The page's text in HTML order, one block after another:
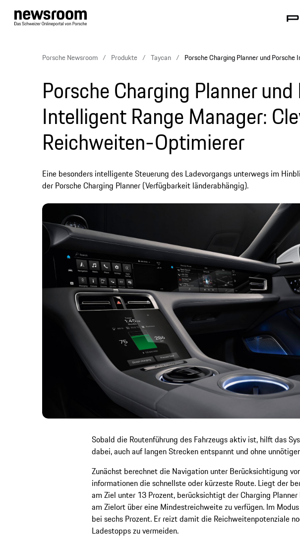
Porsche Newsroom Produkte Taycan Porsche Charging Planner und
Porsche Charging Planner
Intelligent Range Manager:
Reichweiten-Optimierer
Eine besonders intelligente Steuerung des Ladevorgangs unterwegs im
der Porsche Charging Planner (Verfügbarkeit länderabhängig).
Sobald die Routenführung des Fahrzeugs aktiv ist, hilft das
dabei, auch auf langen Strecken entspannt und ohne
Zunächst berechnet die Navigation unter Berücksichtigung
informationen die schnellste oder kürzeste Route. Liegt der
am Ziel unter 13 Prozent, berücksichtigt der Charging
am Zielort über eine Mindestreichweite zu verfügen. Im
bei sechs Prozent. Er reizt damit die Reichweitenpotenziale
Ladestopps zu vermeiden.